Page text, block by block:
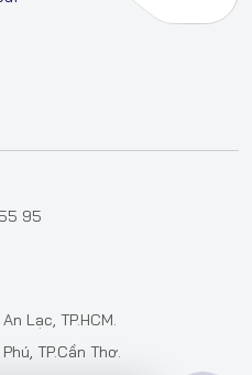
95
Lạc, TP.HCM.
TP.Cần Thơ.